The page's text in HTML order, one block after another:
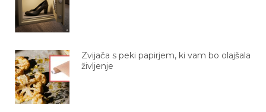
Zvijača s peki papirjem, ki vam bo olajšala
življenje